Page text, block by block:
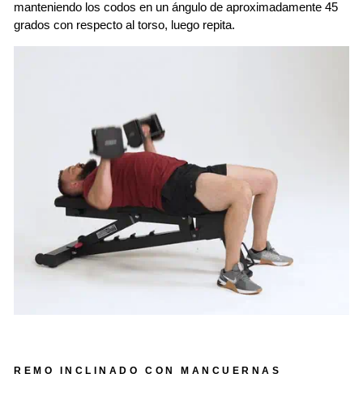
manteniendo los codos en un ángulo de aproximadamente 45
grados con respecto al torso, luego repita.
REMO INCLINADO CON MANCUERNAS